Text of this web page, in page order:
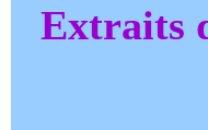
Extraits